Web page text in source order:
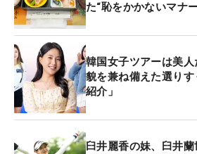
た“恥をかかないマナ
韓国女子ツアーは美
貌を兼ね備えた選り
紹介」
臼井麗香の妹、臼井